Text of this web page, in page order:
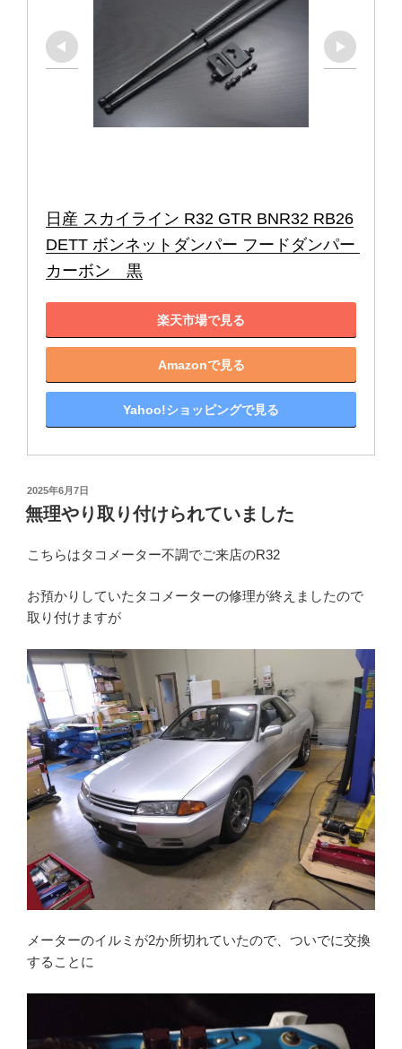
日産 スカイライン R32 GTR BNR32 RB26
DETT ボンネットダンパー フードダンパー
カーボン　黒
楽天市場で見る
Amazonで見る
Yahoo!ショッピングで見る
投
稿
日:
2025年6月7日
無理やり取り付けられていました
こちらはタコメーター不調でご来店のR32
お預かりしていたタコメーターの修理が終えましたので
取り付けますが
メーターのイルミが2か所切れていたので、ついでに交換
することに